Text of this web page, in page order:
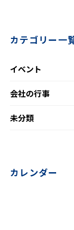
カテゴリー一
イベント
会社の行事
未分類
カレンダー